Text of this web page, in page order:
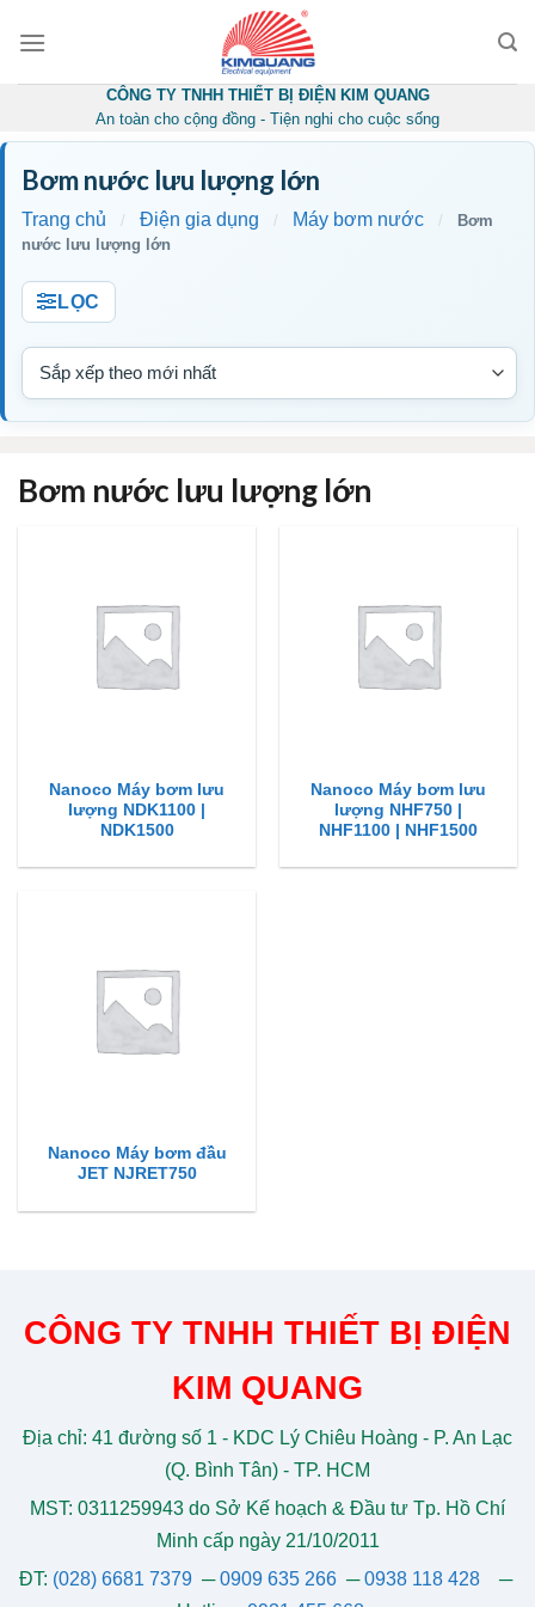
CÔNG TY TNHH THIẾT BỊ ĐIỆN KIM QUANG
An toàn cho cộng đồng - Tiện nghi cho cuộc sống
Bơm nước lưu lượng lớn
Trang chủ / Điện gia dụng / Máy bơm nước /
Bơm
nước lưu lượng lớn
LỌC
Bơm nước lưu lượng lớn
Nanoco Máy bơm lưu
lượng NDK1100 |
NDK1500
Nanoco Máy bơm lưu
lượng NHF750 |
NHF1100 | NHF1500
Nanoco Máy bơm đầu
JET NJRET750
CÔNG TY TNHH THIẾT BỊ ĐIỆN
KIM QUANG
Địa chỉ: 41 đường số 1 - KDC Lý Chiêu Hoàng - P. An Lạc
(Q. Bình Tân) - TP. HCM
MST: 0311259943 do Sở Kế hoạch & Đầu tư Tp. Hồ Chí
Minh cấp ngày 21/10/2011
ĐT: (028) 6681 7379 ─0909 635 266─0938 118 428─